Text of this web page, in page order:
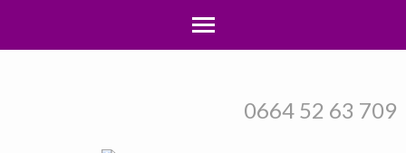
0664 52 63 709